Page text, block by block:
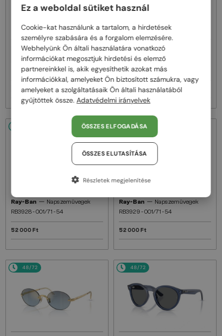
Ray-Ban—Napszemüvegek
RB3767 - 001/71 - 54
38 000 Ft
Ray-Ban—Napszemüvegek
RB3767 - 003/MG - 54 - FOTOKRÓM
LENCSÉKKEL
57 000 Ft
Ray-Ban — Napszemüvegek
RB3928 - 001/71 - 54
52 000 Ft
48/72
Ray-Ban — Napszemüvegek
RB3929 - 001/71 - 54
52 000 Ft
48/72 48/72
Ez a weboldal sütiket használ
Cookie-kat használunk a tartalom, a hirdetések
személyre szabására és a forgalom elemzésére.
Webhelyünk Ön általi használatára vonatkozó
információkat megosztjuk hirdetési és elemző
partnereinkkel is, akik egyesíthetik azokat más
információkkal, amelyeket Ön biztosított számukra, vagy
amelyeket a szolgáltatásaik Ön általi használatából
gyűjtöttek össze. Adatvédelmi irányelvek
ÖSSZES ELFOGADÁSA
ÖSSZES ELUTASÍTÁSA
Részletek megjelenítése